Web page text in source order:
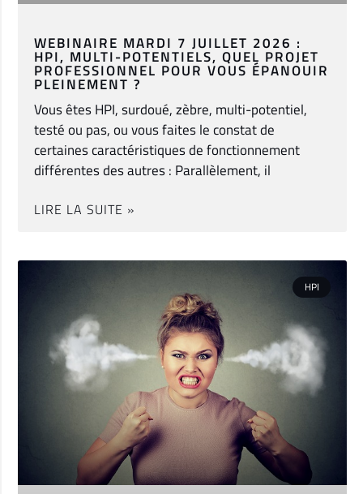
WEBINAIRE MARDI 7 JUILLET 2026 :
HPI, MULTI-POTENTIELS, QUEL PROJET
PROFESSIONNEL POUR VOUS ÉPANOUIR
PLEINEMENT ?
Vous êtes HPI, surdoué, zèbre, multi-potentiel,
testé ou pas, ou vous faites le constat de
certaines caractéristiques de fonctionnement
différentes des autres : Parallèlement, il
LIRE LA SUITE »
HPI